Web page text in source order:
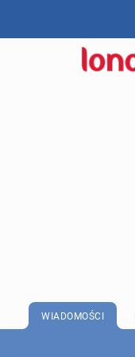
WIADOMOŚCI